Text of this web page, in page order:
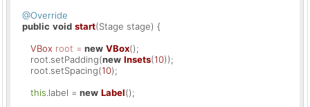
@Override
public void start(Stage stage) {
VBox root = new VBox();
      root.setPadding(
new Insets(10));
      root.setSpacing(
10);
this .label = new Label();